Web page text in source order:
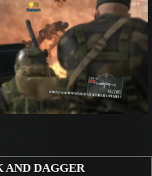
DAGGER